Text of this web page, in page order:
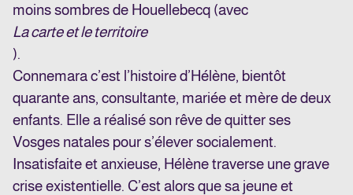
moins sombres de Houellebecq (avec
La carte et le territoire
).
Connemarac’est l’histoire d’Hélène, bientôt
quarante ans, consultante, mariée et mère de deux
enfants. Elle a réalisé son rêve de quitter ses
Vosges natales pour s’élever socialement.
Insatisfaite et anxieuse, Hélène traverse une grave
crise existentielle. C’est alors que sa jeune et